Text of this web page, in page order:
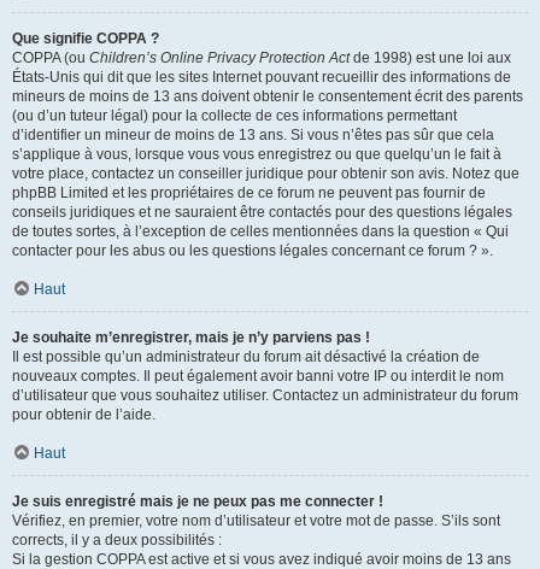
Que signifie COPPA ?
COPPA (ou Children’s Online Privacy Protection Actde 1998) est une loi aux
États-Unis qui dit que les sites Internet pouvant recueillir des informations de
mineurs de moins de 13 ans doivent obtenir le consentement écrit des parents
(ou d’un tuteur légal) pour la collecte de ces informations permettant
d’identifier un mineur de moins de 13 ans. Si vous n’êtes pas sûr que cela
s’applique à vous, lorsque vous vous enregistrez ou que quelqu’un le fait à
votre place, contactez un conseiller juridique pour obtenir son avis. Notez que
phpBB Limited et les propriétaires de ce forum ne peuvent pas fournir de
conseils juridiques et ne sauraient être contactés pour des questions légales
de toutes sortes, à l’exception de celles mentionnées dans la question « Qui
contacter pour les abus ou les questions légales concernant ce forum ? ».
Haut
Je souhaite m’enregistrer, mais je n’y parviens pas !
Il est possible qu’un administrateur du forum ait désactivé la création de
nouveaux comptes. Il peut également avoir banni votre IP ou interdit le nom
d’utilisateur que vous souhaitez utiliser. Contactez un administrateur du forum
pour obtenir de l’aide.
Haut
Je suis enregistré mais je ne peux pas me connecter !
Vérifiez, en premier, votre nom d’utilisateur et votre mot de passe. S’ils sont
corrects, il y a deux possibilités :
Si la gestion COPPA est active et si vous avez indiqué avoir moins de 13 ans